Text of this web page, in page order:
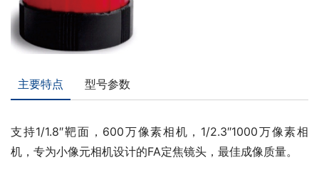
主要特点 型号参数
支持1/1.8″靶面，600万像素相机，1/2.3″1000万像素相
机，专为小像元相机设计的FA定焦镜头，最佳成像质量。